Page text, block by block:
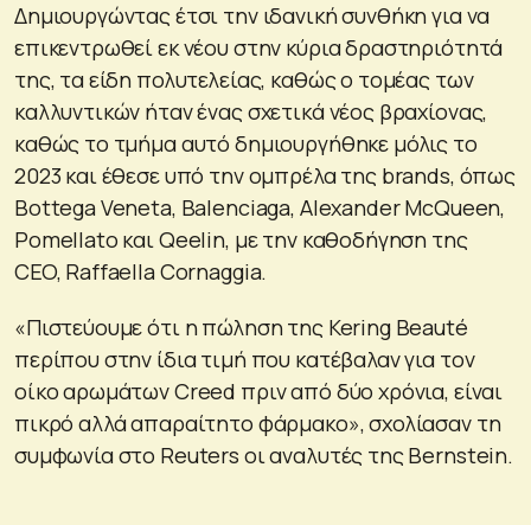
Δημιουργώντας έτσι την ιδανική συνθήκη για να
επικεντρωθεί εκ νέου στην κύρια δραστηριότητά
της, τα είδη πολυτελείας, καθώς ο τομέας των
καλλυντικών ήταν ένας σχετικά νέος βραχίονας,
καθώς το τμήμα αυτό δημιουργήθηκε μόλις το
2023 και έθεσε υπό την ομπρέλα της brands, όπως
Bottega Veneta, Balenciaga, Alexander McQueen,
Pomellato και Qeelin, με την καθοδήγηση της
CEO, Raffaella Cornaggia.
«Πιστεύουμε ότι η πώληση της Kering Beauté
περίπου στην ίδια τιμή που κατέβαλαν για τον
οίκο αρωμάτων Creed πριν από δύο χρόνια, είναι
πικρό αλλά απαραίτητο φάρμακο», σχολίασαν τη
συμφωνία στο Reuters οι αναλυτές της Bernstein.